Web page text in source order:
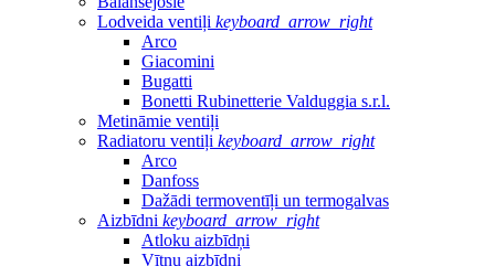
Lodveida ventiļi keyboard_arrow_right
Arco
Giacomini
Bugatti
Bonetti Rubinetterie Valduggia s.r.l.
Metināmie ventiļi
Radiatoru ventiļi keyboard_arrow_right
Arco
Danfoss
Dažādi termoventīļi un termogalvas
Aizbīdni keyboard_arrow_right
Atloku aizbīdņi
Vītņu aizbīdņi